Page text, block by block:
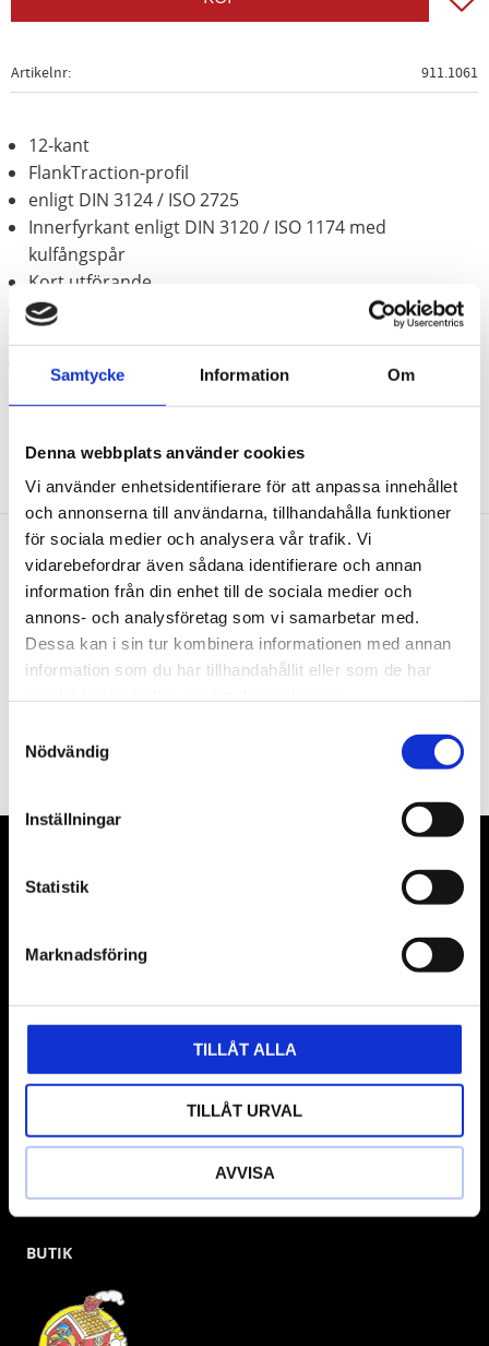
Samtycke Information Om
Denna webbplats använder cookies
Vi använder enhetsidentifierare för att anpassa innehållet
och annonserna till användarna, tillhandahålla funktioner
för sociala medier och analysera vår trafik. Vi
vidarebefordrar även sådana identifierare och annan
information från din enhet till de sociala medier och
annons- och analysföretag som vi samarbetar med.
Dessa kan i sin tur kombinera informationen med annan
information som du har tillhandahållit eller som de har
Nödvändig
Inställningar
Statistik
Marknadsföring
TILLÅT ALLA
TILLÅT URVAL
AVVISA
Artikelnr 911.1061
12-kant
FlankTraction-profil
enligt DIN 3124 / ISO 2725
Innerfyrkant enligt DIN 3120 / ISO 1174 med
kulfångspår
Kort utförande
för manuell hantering
Krom vanadium
Nyhetsbrev
PRENUMERERA
Dina personuppgifter behandlas i enlighet med vår integritetspolicy
& däckmaskiner och Master luftmaskiner. Kontakta oss
gärna om vad som helst då vi gör vårt yttersta för att hjälpa
kunden.
BUTIK